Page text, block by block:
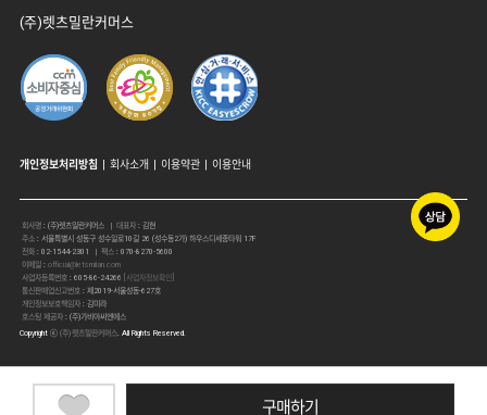
(주)렛츠밀란커머스
개인정보처리방침 회사소개 이용약관 이용안내
회사명 : (주)렛츠밀란커머스 | 대표자 : 김현
주소 : 서울특별시 성동구 성수일로10길 26 (성수동2가) 하우스디세종타워 17F
전화 : 02-1544-2301 | 팩스 : 070-8270-5600
이메일 : official@letsmilan.com
사업자등록번호 : 605-86-24266
[사업자정보확인]
통신판매업신고번호 : 제2019-서울성동-627호
개인정보보호책임자 : 김미라
호스팅 제공자 : (주)가비아씨엔에스
Copyright ⓒ (주)렛츠밀란커머스 . All Rights Reserved.